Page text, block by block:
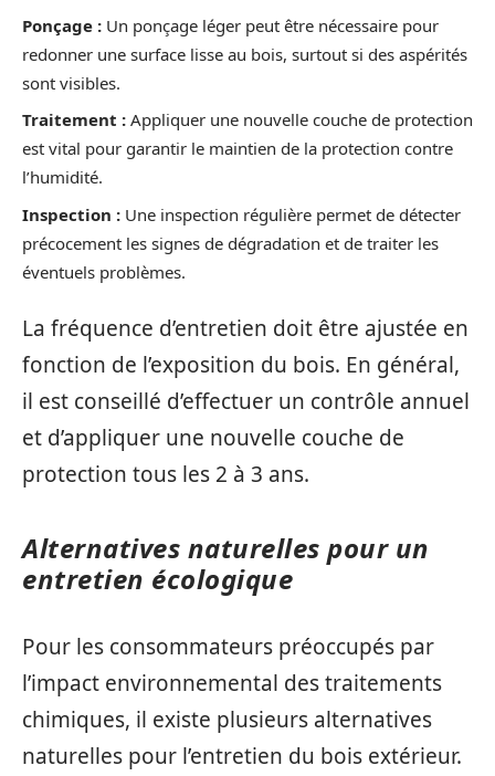
Ponçage : Un ponçage léger peut être nécessaire pour
redonner une surface lisse au bois, surtout si des aspérités
sont visibles.
Traitement : Appliquer une nouvelle couche de protection
est vital pour garantir le maintien de la protection contre
l’humidité.
Inspection : Une inspection régulière permet de détecter
précocement les signes de dégradation et de traiter les
éventuels problèmes.
La fréquence d’entretien doit être ajustée en
fonction de l’exposition du bois. En général,
il est conseillé d’effectuer un contrôle annuel
et d’appliquer une nouvelle couche de
protection tous les 2 à 3 ans.
Alternatives naturelles pour un
entretien écologique
Pour les consommateurs préoccupés par
l’impact environnemental des traitements
chimiques, il existe plusieurs alternatives
naturelles pour l’entretien du bois extérieur.